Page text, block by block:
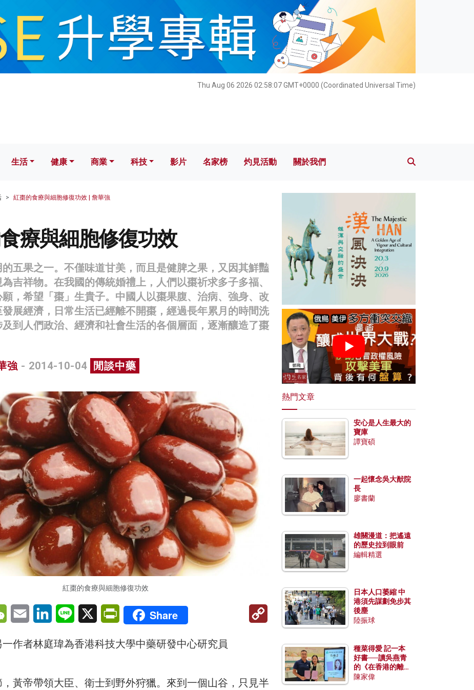
Thu Aug 06 2026 02:58:09 GMT+0000 (Coordinated Universal Time)
健康 科技 影片 名家榜 灼見活動 關於我們
生活 健康 商業 科技 影片 名家榜 灼見活動 關於我們
紅棗的食療與細胞修復功效 | 詹華強
療與細胞修復功效
五果之一。不僅味道甘美，而且是健脾之果，又因其鮮豔
吉祥物。在我國的傳統婚禮上，人們以棗祈求多子多福、
，希望「棗」生貴子。中國人以棗果腹、治病、強身、改
展經濟，日常生活已經離不開棗，經過長年累月的時間洗
到人們政治、經濟和社會生活的各個層面，逐漸釀造了棗
強 - 2014-10-04 閒談中藥
紅棗的食療與細胞修復功效
WeChatEmail LinkedInLine X PrintFriendly
Share
Copy
作者林庭瑋為香港科技大學中藥研發中心研究員
黃帝帶領大臣、衛士到野外狩獵。來到一個山谷，只見半
熱門文章
安心是人生最大的
寶庫
譚寶碩
一起懷念吳大猷院
長
廖書蘭
雄關漫道：把遙遠
的歷史拉到眼前
編輯精選
日本人口萎縮 中
港須先謀劃免步其
後塵
陸振球
種菜得愛 記一本
好書──讀吳燕青
的《在香港的離島
種菜》
陳家偉